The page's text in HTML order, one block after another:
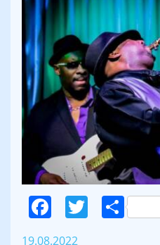
Facebook
Twitter
19.08.2022